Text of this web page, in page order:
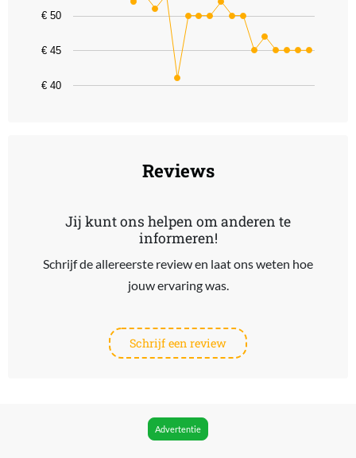
The chart has 1 Y axis displaying values. Data ranges from 40.99
€ 40
€ 45
€ 50
Reviews
Jij kunt ons helpen om anderen te
informeren!
Schrijf de allereerste review en laat ons weten hoe
jouw ervaring was.
Schrijf een review
Advertentie